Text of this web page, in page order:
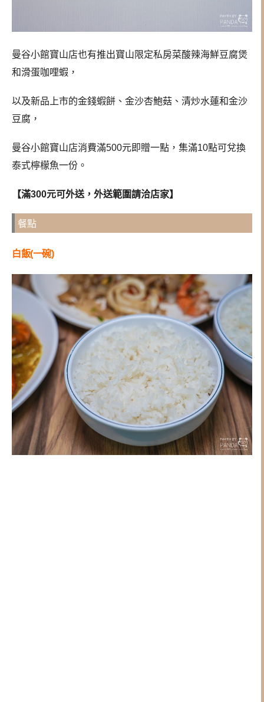
曼谷小館寶山店也有推出寶山限定私房菜酸辣海鮮豆腐煲
和滑蛋咖哩蝦，
以及新品上市的金錢蝦餅、金沙杏鮑菇、清炒水蓮和金沙
豆腐，
曼谷小館寶山店消費滿500元即贈一點，集滿10點可兌換
泰式檸檬魚一份。
【滿300元可外送，外送範圍請洽店家】
餐點
白飯(一碗)